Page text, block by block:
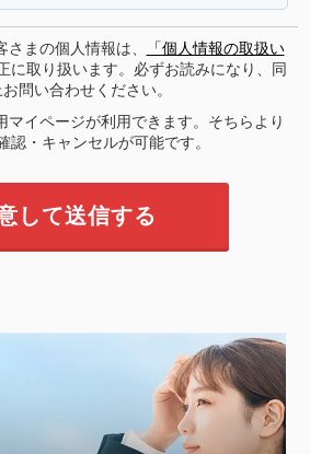
まの個人情報は、
「個人情報の取扱い
に取り扱います。必ずお読みになり、同
問い合わせください。
マイページが利用できます。そちらより
認・キャンセルが可能です。